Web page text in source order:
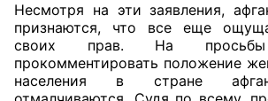
Несмотря на эти заявления,
признаются, что все еще
своих прав. На просьбы
прокомментировать положение
населения в стране